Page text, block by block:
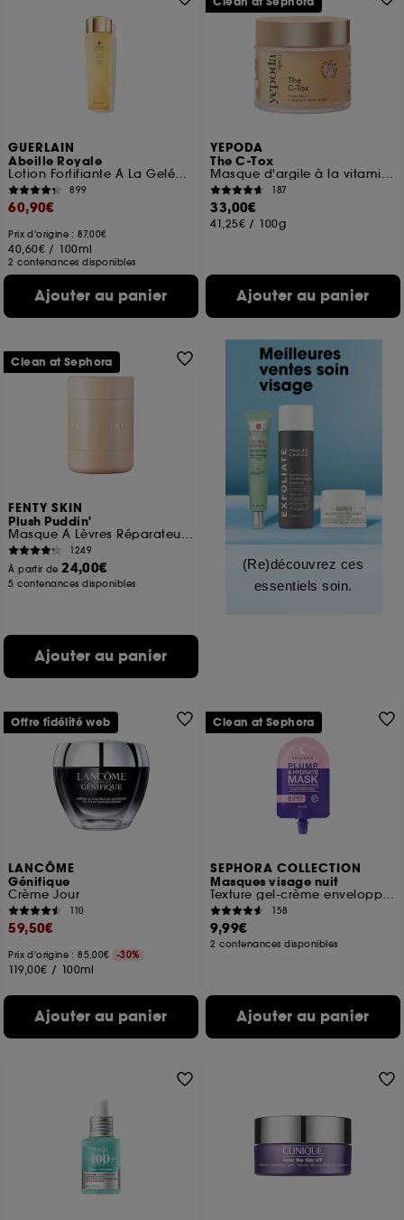
GUERLAIN
Abeille Royale
Lotion Fortifiante À La Gelée Royale
899
60,90€
Prix d'origine : 87,00€
40,60€ / 100ml
2 contenances disponibles
Ajouter au panier
YEPODA
The C-Tox
Masque d'argile à la vitamine c et au curcuma
187
33,00€
41,25€ / 100g
Ajouter au panier
FENTY SKIN
Plush Puddin'
Masque À Lèvres Réparateur Intense
1249
À partir de24,00€
5 contenances disponibles
Ajouter au panier
Clean at Sephora
(Re)découvrez ces
essentiels soin.
LANCÔME
Génifique
Crème Jour
110
59,50€
Prix d'origine : 85,00€ -30%
119,00€ / 100ml
Ajouter au panier
Offre fidélité web
SEPHORA COLLECTION
Masques visage nuit
Texture gel-crème enveloppante hydratante
158
9,99€
2 contenances disponibles
Ajouter au panier
Clean at Sephora